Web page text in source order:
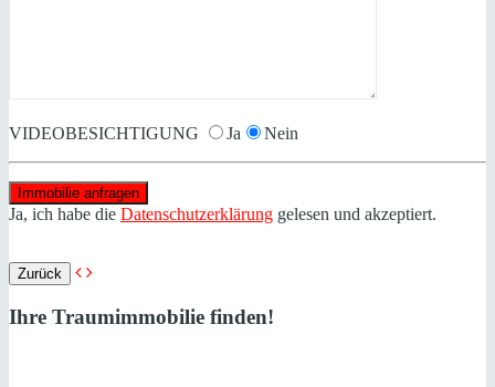
VIDEOBESICHTIGUNG Ja Nein
Ja, ich habe die Datenschutzerklärung gelesen und akzeptiert.
Zurück
Ihre Traumimmobilie finden!